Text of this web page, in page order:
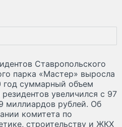
Ставропольского
парка «Мастер» выросла
год суммарный объем
увеличился с 97
миллиардов рублей. Об
комитета по
строительству и ЖКХ